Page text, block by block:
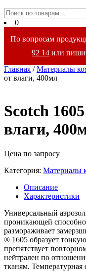
Закрыть
меню
Искать:
0
По вопросам
92 14 или
Главная /Материалы
от влаги, 400мл
Scotch
влаги,
Цена по запросу
Категория: Материалы
Описание
Характеристики
Универсальный
проникающей
размораживает
® 1605 образует
препятствует
нейтрален по
тканям. Температурная